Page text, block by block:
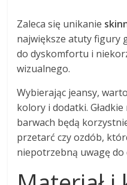
Zaleca się unikanie
największe atuty figury
do dyskomfortu i
wizualnego.
Wybierając jeansy,
kolory i dodatki.
barwach będą
przetarć czy ozdób,
niepotrzebną uwagę do